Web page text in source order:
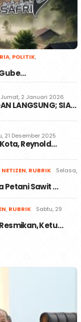
, POLITIK,
Jumat, 2 Januari 2026
LANGSUNG; SIA…
21 Desember 2025
Reynold…
, RUBRIK
Selasa,
Petani Sawit …
, RUBRIK
Sabtu, 29
Ketu…